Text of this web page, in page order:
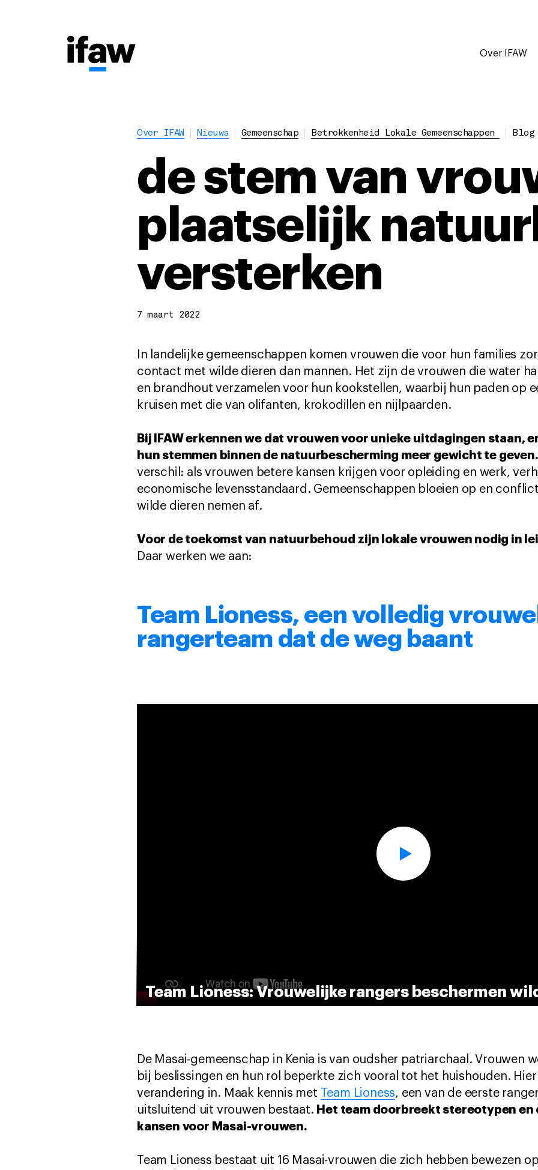
Over IFAW
Over IFAW Nieuws Gemeenschap Betrokkenheid Lokale Gemeenschappen Blog
de stem van
plaatselijk
versterken
7 maart 2022
In landelijke gemeenschappen komen vrouwen die voor hun families
contact met wilde dieren dan mannen. Het zijn de vrouwen die water
en brandhout verzamelen voor hun kookstellen, waarbij hun paden op
kruisen met die van olifanten, krokodillen en nijlpaarden.
Bij IFAW erkennen we dat vrouwen voor unieke uitdagingen staan,
hun stemmen binnen de natuurbescherming meer gewicht te geven.
verschil: als vrouwen betere kansen krijgen voor opleiding en werk,
economische levensstandaard. Gemeenschappen bloeien op en
wilde dieren nemen af.
Voor de toekomst van natuurbehoud zijn lokale vrouwen nodig in
Daar werken we aan:
Team Lioness, een volledig
rangerteam dat de weg baant
Team Lioness: Vrouwelijke rangers beschermen
De Masai-gemeenschap in Kenia is van oudsher patriarchaal. Vrouwen
bij beslissingen en hun rol beperkte zich vooral tot het huishouden.
verandering in. Maak kennis met Team Lioness, een van de eerste
uitsluitend uit vrouwen bestaat. Het team doorbreekt stereotypen en
kansen voor Masai-vrouwen.
Team Lioness bestaat uit 16 Masai-vrouwen die zich hebben bewezen